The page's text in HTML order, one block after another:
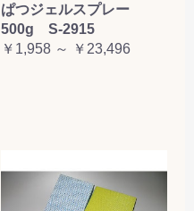
ぱつジェルスプレー
500g S-2915
￥1,958 ～ ￥23,496